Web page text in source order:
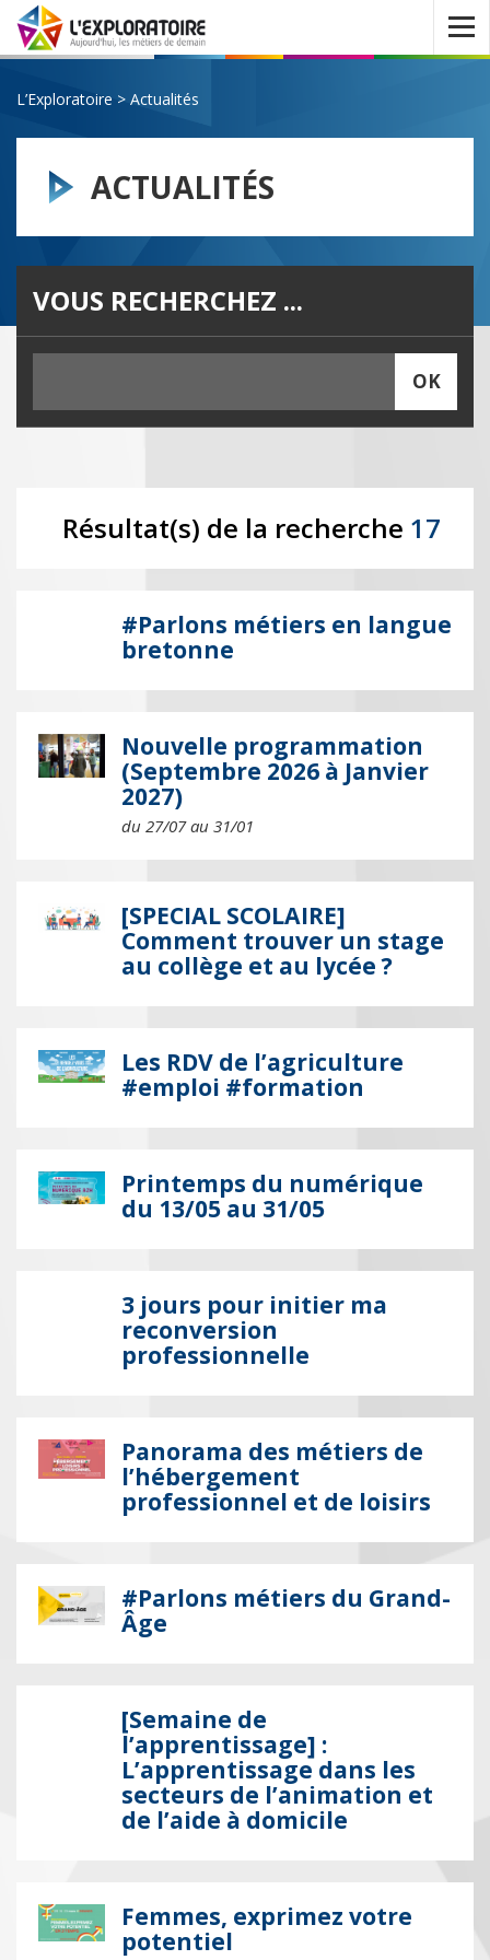
Ouvrir
le
menu
L’Exploratoire > Actualités
ACTUALITÉS
VOUS RECHERCHEZ ...
Résultat(s) de la recherche 17
#Parlons métiers en langue
bretonne
Nouvelle programmation
(Septembre 2026 à Janvier
2027)
du 27/07 au 31/01
[SPECIAL SCOLAIRE]
Comment trouver un stage
au collège et au lycée ?
Les RDV de l’agriculture
#emploi #formation
Printemps du numérique
du 13/05 au 31/05
3 jours pour initier ma
reconversion
professionnelle
Panorama des métiers de
l’hébergement
professionnel et de loisirs
#Parlons métiers du Grand-
Âge
[Semaine de
l’apprentissage] :
L’apprentissage dans les
secteurs de l’animation et
de l’aide à domicile
Femmes, exprimez votre
potentiel